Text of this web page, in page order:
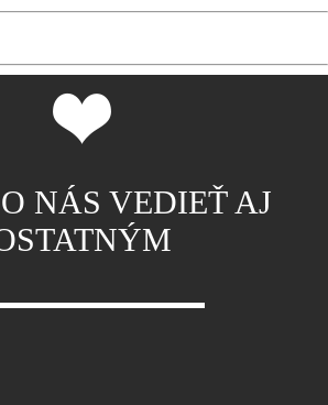
NÁS VEDIEŤ AJ